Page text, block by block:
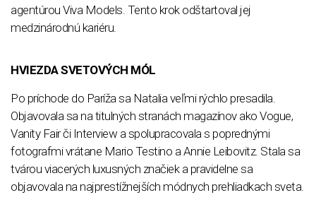
agentúrou Viva Models. Tento krok odštartoval jej
medzinárodnú kariéru.
HVIEZDA SVETOVÝCH MÓL
Po príchode do Paríža sa Natalia veľmi rýchlo presadila.
Objavovala sa na titulných stranách magazínov ako Vogue,
Vanity Fair či Interview a spolupracovala s poprednými
fotografmi vrátane Mario Testino a Annie Leibovitz. Stala sa
tvárou viacerých luxusných značiek a pravidelne sa
objavovala na najprestížnejších módnych prehliadkach sveta.